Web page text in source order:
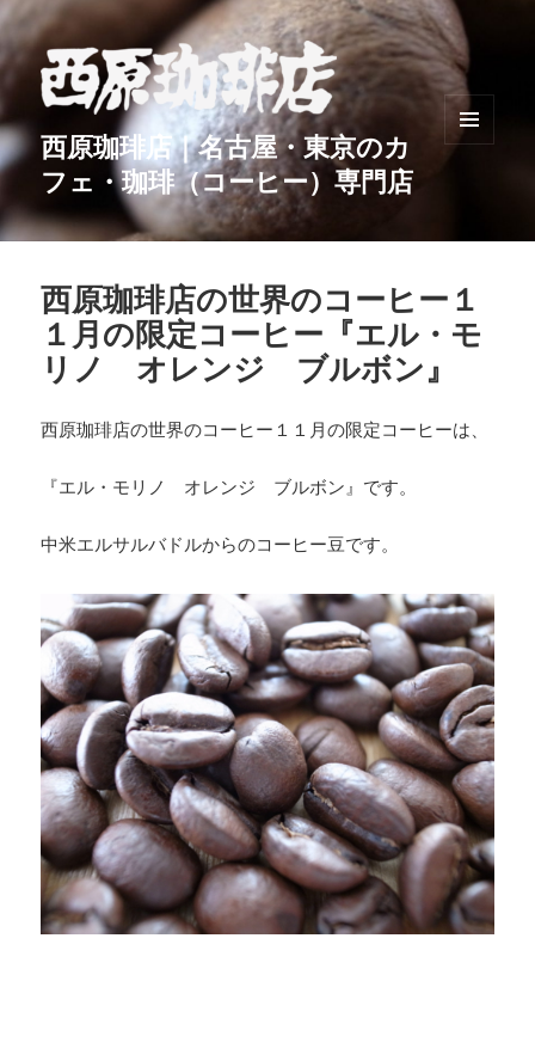
西原珈琲店｜名古屋・東京のカ
フェ・珈琲（コーヒー）専門店
メニュ
西原珈琲店の世界のコーヒー１
１月の限定コーヒー『エル・モ
リノ オレンジ ブルボン』
西原珈琲店の世界のコーヒー１１月の限定コーヒーは、
『エル・モリノ オレンジ ブルボン』です。
中米エルサルバドルからのコーヒー豆です。